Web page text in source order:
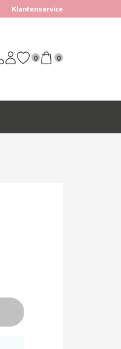
Klantenservice
0 0